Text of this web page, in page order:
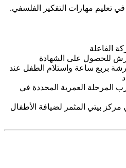
تعليم مهارات التفكير الفلسفي.
الفاعلة
للحصول على الشهادة
بربع ساعة واستلام الطفل عند
المرحلة العمرية المحددة في
مركز بيتي المثمر لضيافة الأطفال